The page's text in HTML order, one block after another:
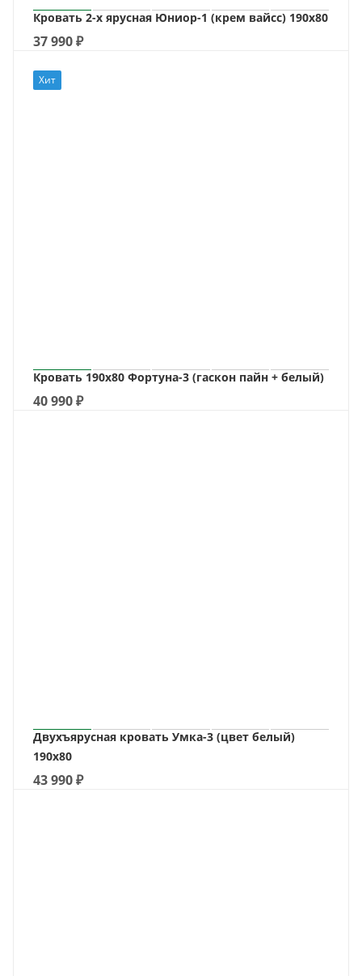
Кровать 2-х ярусная Юниор-1 (крем вайсс) 190х80
37 990₽
Хит
Кровать 190х80 Фортуна-3 (гаскон пайн + белый)
40 990₽
Двухъярусная кровать Умка-3 (цвет белый)
190х80
43 990₽